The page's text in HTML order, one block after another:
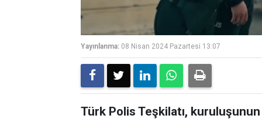
Yayınlanma: 08 Nisan 2024 Pazartesi 13:07
Türk Polis Teşkilatı,